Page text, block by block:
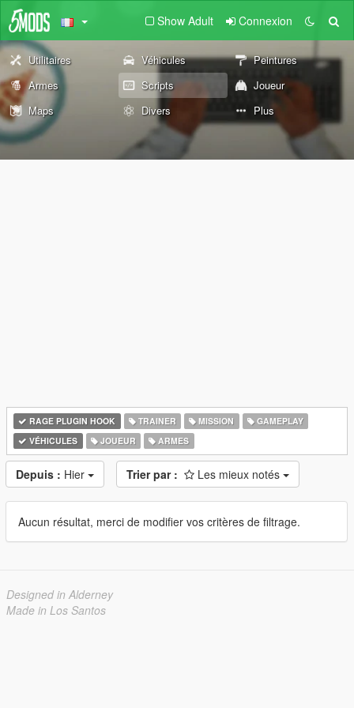
Show Adult Connexion
Utilitaires Véhicules
Peintures
Armes
Scripts
Joueur
Maps
Divers Plus
RAGE PLUGIN HOOK TRAINER MISSION
GAMEPLAY
VÉHICULES
JOUEUR ARMES
Depuis : Hier Trier par : Les mieux notés
Aucun résultat, merci de modifier vos critères de filtrage.
Designed in Alderney
Made in Los Santos